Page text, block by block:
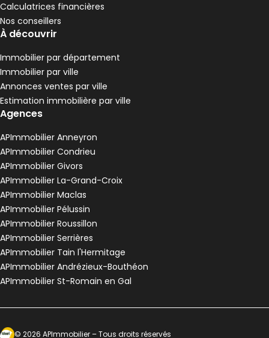
190 000 €
Pélussin - 42410
Maison • 4 pièces • 90 m²
G 3 chambres
,
Terrain 3680 m²
120 000 €
Maison de village • 3 pièces • 80 m²
Calculatrices financières
Nos conseillers
À découvrir
Immobilier par département
Immobilier par ville
Annonces ventes par ville
Estimation immobilière par ville
Agences
APImmobilier Anneyron
APImmobilier Condrieu
APImmobilier Givors
APImmobilier La-Grand-Croix
APImmobilier Maclas
APImmobilier Pélussin
APImmobilier Roussillon
APImmobilier Serrières
APImmobilier Tain l'Hermitage
APImmobilier Andrézieux-Bouthéon
APImmobilier St-Romain en Gal
Ecosytème Ideeri
© 2026 APImmobilier – Tous droits réservés